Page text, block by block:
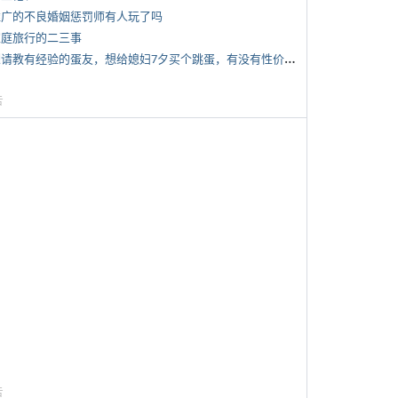
的不良婚姻惩罚师有人玩了吗
旅行的二三事
*
想请教有经验的蛋友，想给媳妇7夕买个跳蛋，有没有性价比高的推荐